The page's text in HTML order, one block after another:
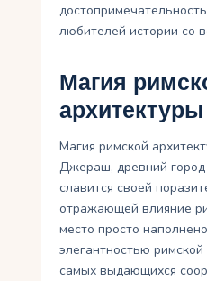
любителей истории со
Магия
Магия римской
Джераш, древний
славится своей
отражающей влияние
место просто
элегантностью
самых выдающихся